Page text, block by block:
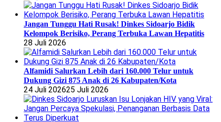
Jangan Tunggu Hati Rusak! Dinkes Sidoarjo Bidik
Kelompok Berisiko, Perang Terbuka Lawan Hepatitis
28 Juli 2026
Alfamidi Salurkan Lebih dari 160.000 Telur untuk
Dukung Gizi 875 Anak di 26 Kabupaten/Kota
24 Juli 202625 Juli 2026